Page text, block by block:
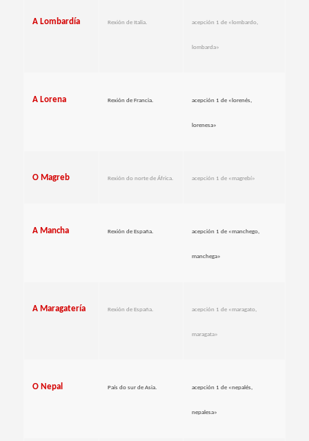
A Lombardía Rexión de Italia. acepción 1 de «lombardo,
lombarda»
A Lorena Rexión de Francia. acepción 1 de «lorenés,
lorenesa»
O Magreb Rexión do norte de África. acepción 1 de «magrebí»
A Mancha Rexión de España. acepción 1 de «manchego,
manchega»
A Maragatería Rexión de España. acepción 1 de «maragato,
maragata»
O Nepal País do sur de Asia. acepción 1 de «nepalés,
nepalesa»